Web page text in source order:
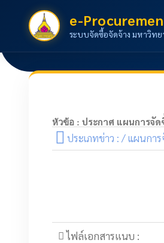
e-
ระบบจัดซื้อจัดจ้าง มหาวิท
หัวข้อ : ประกาศ แผนการจั
ประเภทข่าว : / แผนกา
ไฟล์เอกสารแนบ :